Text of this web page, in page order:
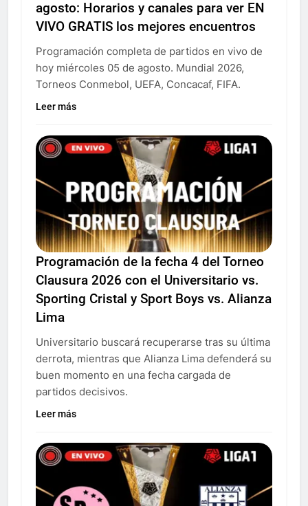
agosto: Horarios y canales para ver EN
VIVO GRATIS los mejores encuentros
Programación completa de partidos en vivo de
hoy miércoles 05 de agosto. Mundial 2026,
Torneos Conmebol, UEFA, Concacaf, FIFA.
Leer más
Programación de la fecha 4 del Torneo
Clausura 2026 con el Universitario vs.
Sporting Cristal y Sport Boys vs. Alianza
Lima
Universitario buscará recuperarse tras su última
derrota, mientras que Alianza Lima defenderá su
buen momento en una fecha cargada de
partidos decisivos.
Leer más